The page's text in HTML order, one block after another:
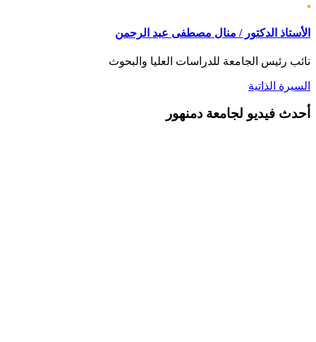
الأستاذ الدكتور / منال مصطفى عبد الرحمن
نائب رئيس الجامعة للدراسات العليا والبحوث
السيرة الذاتية
أحدث فيديو لجامعة دمنهور